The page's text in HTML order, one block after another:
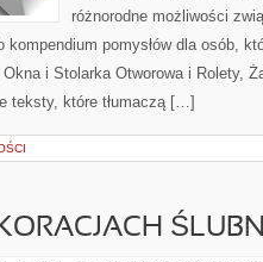
różnorodne możliwości
kompendium pomysłów dla osób,
i Stolarka Otworowa i Rolety,
teksty, które tłumaczą […]